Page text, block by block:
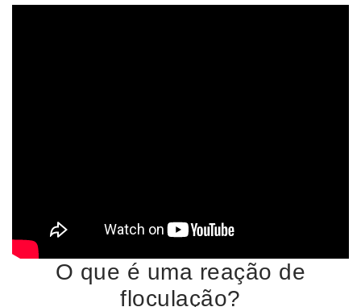
O que é uma reação de
floculação?